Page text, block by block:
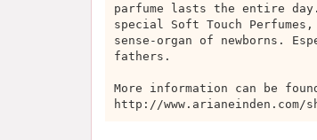
parfume lasts the entire
special Soft Touch
sense-organ of newborns.
fathers.
More information can be
http://www.arianeinden.com/